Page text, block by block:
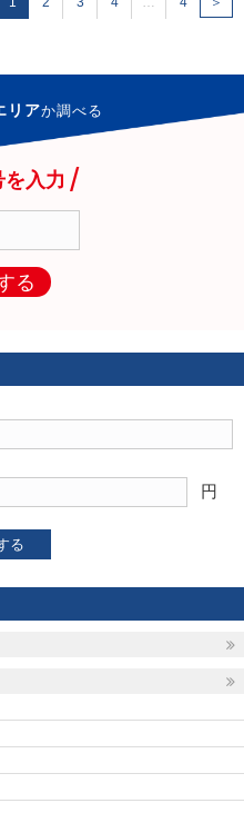
リアか調べる
入力
る
円
る